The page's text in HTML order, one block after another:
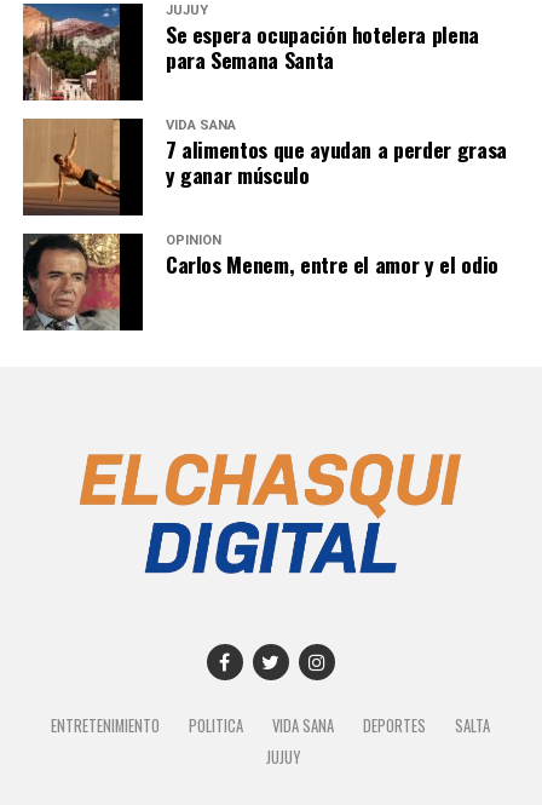
JUJUY
Se espera ocupación hotelera plena
para Semana Santa
VIDA SANA
7 alimentos que ayudan a perder grasa
y ganar músculo
OPINIÓN
Carlos Menem, entre el amor y el odio
ENTRETENIMIENTO POLITICA VIDA SANA DEPORTES
SALTA
JUJUY